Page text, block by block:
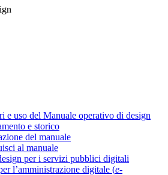
e uso del Manuale operativo di design
e storico
del manuale
al manuale
per i servizi pubblici digitali
l’amministrazione digitale (e-